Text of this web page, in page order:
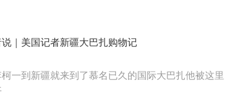
｜美国记者新疆大巴扎购物记
一到新疆就来到了慕名已久的国际大巴扎他被这里